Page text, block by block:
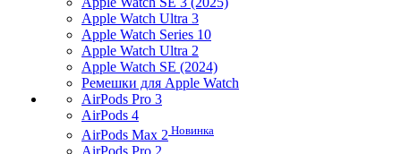
Apple Watch Ultra 3
Apple Watch Series 10
Apple Watch Ultra 2
Apple Watch SE (2024)
Ремешки для Apple Watch
AirPods Pro 3
AirPods 4
AirPods Max 2 Новинка